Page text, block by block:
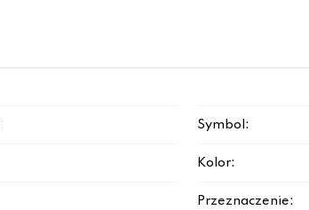
Symbol:
Kolor:
Przeznaczenie: